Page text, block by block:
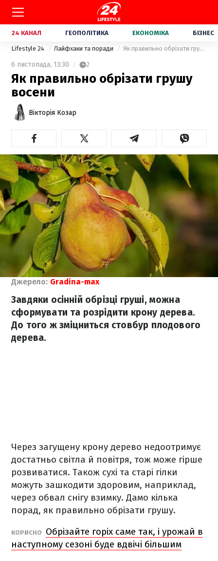
24 КАНАЛ ГЕОПОЛІТИКА ЕКОНОМІКА БІЗНЕС
Lifestyle 24 Лайфхаки та поради Як правильно обрізати грушу восени
6 листопада, 13:30 2
Як правильно обрізати грушу
восени
Вікторія Козар
Джерело: Gradina-max
Завдяки осінній обрізці груші, можна
сформувати та розрідити крону дерева.
До того ж зміцниться стовбур плодового
дерева.
Через загущену крону дерево недоотримує
достатньо світла й повітря, тож може гірше
розвиватися. Також сухі та старі гілки
можуть зашкодити здоровим, наприклад,
через обвал снігу взимку. Дамо кілька
порад, як правильно обрізати грушу.
КОРИСНО
Обрізайте горіх саме так, і урожай в
наступному сезоні буде вдвічі більшим